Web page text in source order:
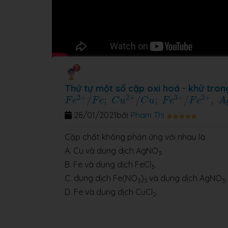
Thứ tự một số cặp oxi hoá - khử
F e2+ /F e; Cu2+ /Cu; F e3+ /F e2+ , A
Fe2+/Fe; Cu2+/Cu; Fe3+/ Fe2+, Ag
bởi Pham Thi
28/01/2021
Cặp chất không phản ứng với nhau là
A. Cu và dung dịch AgNO3.
B. Fe và dung dịch FeCl 3.
C. dung dịch Fe(NO3)3 và dung dịch AgNO3.
D. Fe và dung dịch CuCl 2.